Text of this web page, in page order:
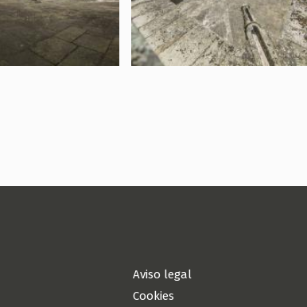
Aviso legal
Cookies